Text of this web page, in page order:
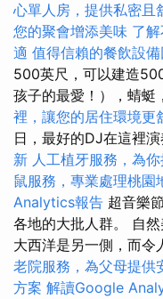
心單人房，提供私密且
您的聚會增添美味 了
適 值得信賴的餐飲設
500英尺，可以建造
孩子的最愛！），蜻蜓
裡，讓您的居住環境更
日，最好的DJ在這裡演
新 人工植牙服務，為
鼠服務，專業處理桃園
Analytics報告 超音樂
各地的大批人群。 自
大西洋是另一側，而
老院服務，為父母提供
方案 解讀Google